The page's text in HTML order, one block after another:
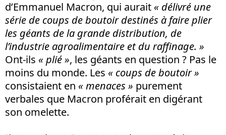
d’Emmanuel Macron, qui aurait « délivré une
série de coups de boutoir destinés à faire plier
les géants de la grande distribution, de
l’industrie agroalimentaire et du raffinage. »
Ont-ils « plié », les géants en question ? Pas le
moins du monde. Les « coups de boutoir »
consistaient en « menaces » purement
verbales que Macron proférait en digérant
son omelette.